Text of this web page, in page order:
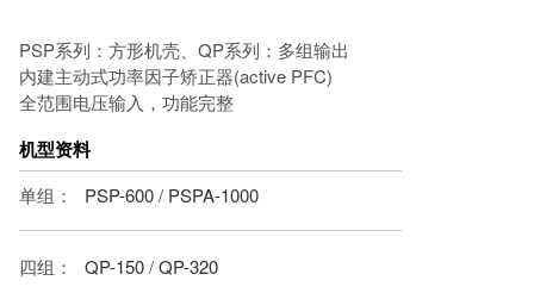
PSP系列：方形机壳、QP系列：多组输出
内建主动式功率因子矫正器(active PFC)
全范围电压输入，功能完整
机型资料
单组： PSP-600/ PSPA-1000
四组： QP-150/QP-320